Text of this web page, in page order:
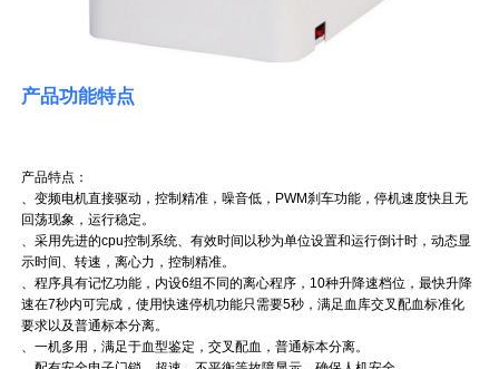
产品功能特点
产品特点：
、变频电机直接驱动，控制精准，噪音低，PWM刹车功能，停机速度快且无
回荡现象，运行稳定。
、采用先进的cpu控制系统、有效时间以秒为单位设置和运行倒计时，动态显
示时间、转速，离心力，控制精准。
、程序具有记忆功能，内设6组不同的离心程序，10种升降速档位，最快升降
速在7秒内可完成，使用快速停机功能只需要5秒，满足血库交叉配血标准化
要求以及普通标本分离。
、一机多用，满足于血型鉴定，交叉配血，普通标本分离。